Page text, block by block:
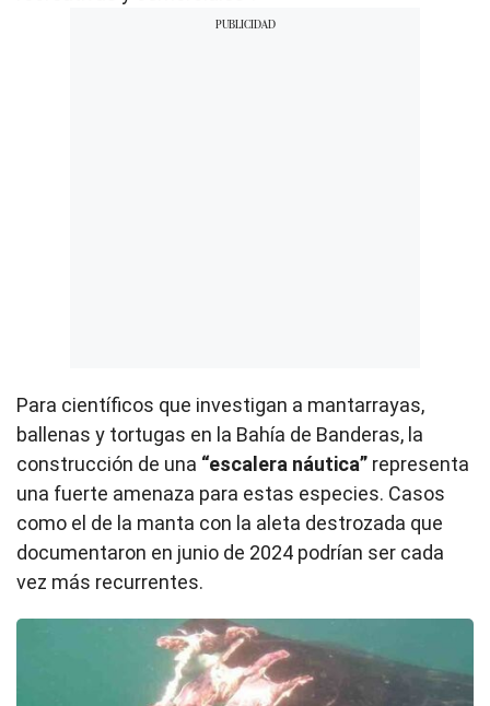
Para científicos que investigan a mantarrayas,
ballenas y tortugas en la Bahía de Banderas, la
construcción de una “escalera náutica” representa
una fuerte amenaza para estas especies. Casos
como el de la manta con la aleta destrozada que
documentaron en junio de 2024 podrían ser cada
vez más recurrentes.